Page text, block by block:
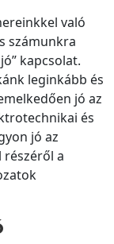
való
számunkra
kapcsolat.
leginkább és
jó az
és
jó az
a